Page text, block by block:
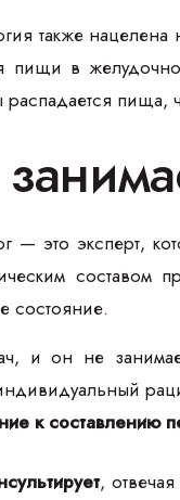
также
пищи в
распадается пища,
— это эксперт,
составом
состояние.
и он не
к составлению
,